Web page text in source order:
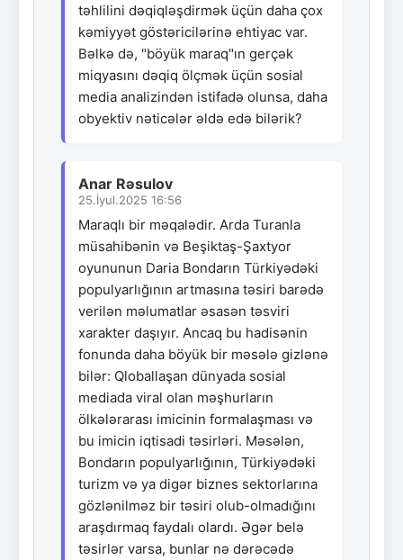
təhlilini dəqiqləşdirmək üçün daha çox
kəmiyyət göstəricilərinə ehtiyac var.
Bəlkə də, "böyük maraq"ın gerçək
miqyasını dəqiq ölçmək üçün sosial
media analizindən istifadə olunsa, daha
obyektiv nəticələr əldə edə bilərik?
Anar Rəsulov
25.İyul.2025 16:56
Maraqlı bir məqalədir. Arda Turanla
müsahibənin və Beşiktaş-Şaxtyor
oyununun Daria Bondarın Türkiyədəki
populyarlığının artmasına təsiri barədə
verilən məlumatlar əsasən təsviri
xarakter daşıyır. Ancaq bu hadisənin
fonunda daha böyük bir məsələ gizlənə
bilər: Qloballaşan dünyada sosial
mediada viral olan məşhurların
ölkələrarası imicinin formalaşması və
bu imicin iqtisadi təsirləri. Məsələn,
Bondarın populyarlığının, Türkiyədəki
turizm və ya digər biznes sektorlarına
gözlənilməz bir təsiri olub-olmadığını
araşdırmaq faydalı olardı. Əgər belə
təsirlər varsa, bunlar nə dərəcədə